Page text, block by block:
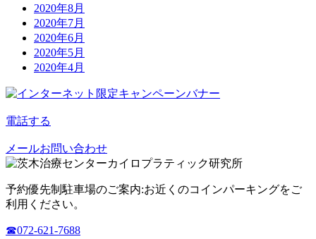
2020年8月
2020年7月
2020年6月
2020年5月
2020年4月
電話する
メールお問い合わせ
予約優先制 駐車場のご案内:お近くのコインパーキングをご
利用ください。
☎︎072-621-7688